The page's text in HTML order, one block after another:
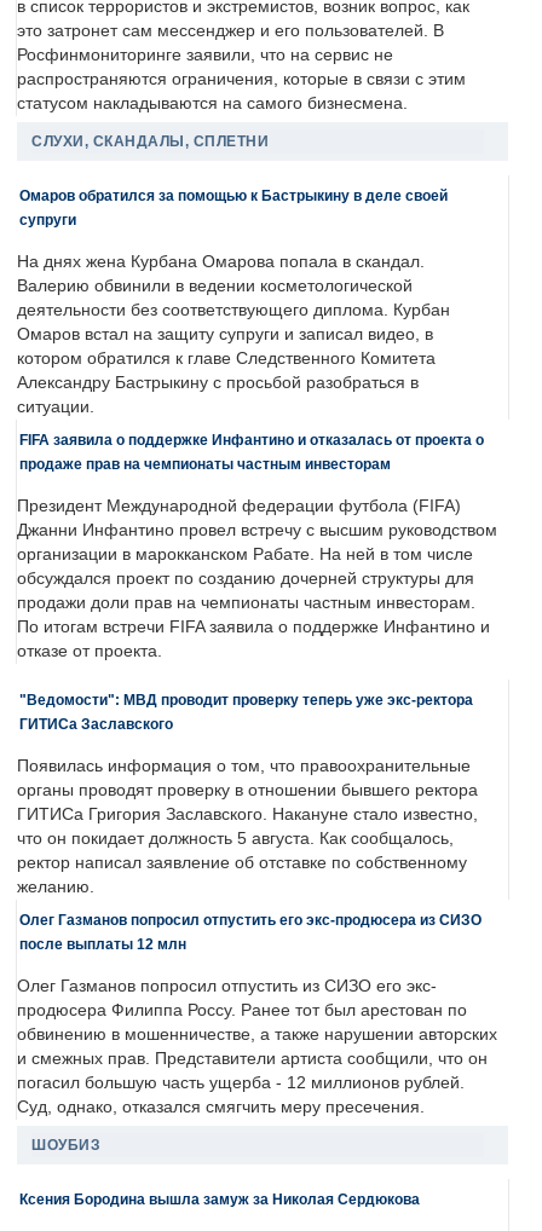
в список террористов и экстремистов, возник вопрос, как
это затронет сам мессенджер и его пользователей. В
Росфинмониторинге заявили, что на сервис не
распространяются ограничения, которые в связи с этим
статусом накладываются на самого бизнесмена.
СЛУХИ, СКАНДАЛЫ, СПЛЕТНИ
Омаров обратился за помощью к Бастрыкину в деле своей
супруги
На днях жена Курбана Омарова попала в скандал.
Валерию обвинили в ведении косметологической
деятельности без соответствующего диплома. Курбан
Омаров встал на защиту супруги и записал видео, в
котором обратился к главе Следственного Комитета
Александру Бастрыкину с просьбой разобраться в
ситуации.
FIFA заявила о поддержке Инфантино и отказалась от проекта о
продаже прав на чемпионаты частным инвесторам
Президент Международной федерации футбола (FIFA)
Джанни Инфантино провел встречу с высшим руководством
организации в марокканском Рабате. На ней в том числе
обсуждался проект по созданию дочерней структуры для
продажи доли прав на чемпионаты частным инвесторам.
По итогам встречи FIFA заявила о поддержке Инфантино и
отказе от проекта.
"Ведомости": МВД проводит проверку теперь уже экс-ректора
ГИТИСа Заславского
Появилась информация о том, что правоохранительные
органы проводят проверку в отношении бывшего ректора
ГИТИСа Григория Заславского. Накануне стало известно,
что он покидает должность 5 августа. Как сообщалось,
ректор написал заявление об отставке по собственному
желанию.
Олег Газманов попросил отпустить его экс-продюсера из СИЗО
после выплаты 12 млн
Олег Газманов попросил отпустить из СИЗО его экс-
продюсера Филиппа Россу. Ранее тот был арестован по
обвинению в мошенничестве, а также нарушении авторских
и смежных прав. Представители артиста сообщили, что он
погасил большую часть ущерба - 12 миллионов рублей.
Суд, однако, отказался смягчить меру пресечения.
ШОУБИЗ
Ксения Бородина вышла замуж за Николая Сердюкова